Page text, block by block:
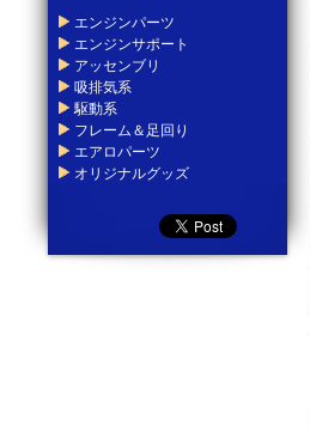
エンジンパーツ
エンジンサポート
アッセンブリ
吸排気系
駆動系
フレーム＆足回り
エアロパーツ
オリジナルグッズ